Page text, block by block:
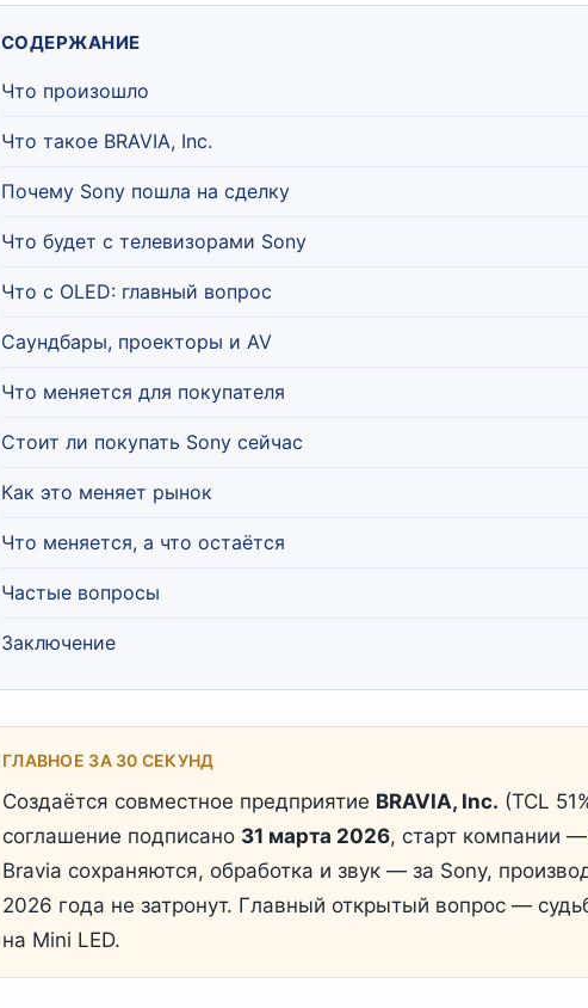
СОДЕРЖАНИЕ
Что произошло
Что такое BRAVIA, Inc.
Почему Sony пошла на сделку
Что будет с телевизорами Sony
Что с OLED: главный вопрос
Саундбары, проекторы и AV
Что меняется для покупателя
Стоит ли покупать Sony сейчас
Как это меняет рынок
Что меняется, а что остаётся
Частые вопросы
Заключение
ГЛАВНОЕ ЗА 30 СЕКУНД
Создаётся совместное предприятие BRAVIA, Inc. (TCL
соглашение подписано 31 марта 2026, старт компании —
Bravia сохраняются, обработка и звук — за Sony,
2026 года не затронут. Главный открытый вопрос —
на Mini LED.